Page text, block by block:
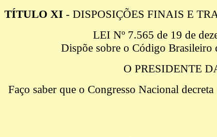
TÍTULO XI - DISPOSIÇÕES FINAIS E
LEI Nº 7.565 de 19 de
Dispõe sobre o Código Brasileiro
O PRESIDENTE
Faço saber que o Congresso Nacional decreta